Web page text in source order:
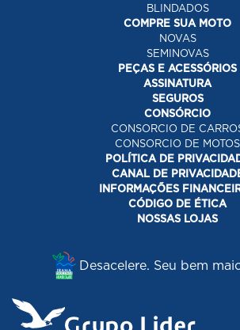
BLINDADOS
COMPRE SUA MOTO
NOVAS
SEMINOVAS
PEÇAS E ACESSÓRIOS
ASSINATURA
SEGUROS
CONSÓRCIO
CONSORCIO DE
CONSORCIO DE MOTOS
POLÍTICA DE
CANAL DE
INFORMAÇÕES
CÓDIGO DE ÉTICA
NOSSAS LOJAS
Desacelere. Seu bem